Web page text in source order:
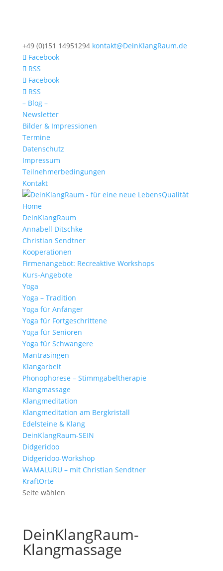
+49 (0)151 14951294 kontakt@DeinKlangRaum.de
Facebook
RSS
Facebook
RSS
– Blog –
Newsletter
Bilder & Impressionen
Termine
Datenschutz
Impressum
Teilnehmerbedingungen
Kontakt
Home
DeinKlangRaum
Annabell Ditschke
Christian Sendtner
Kooperationen
Firmenangebot: Recreaktive Workshops
Kurs-Angebote
Yoga
Yoga – Tradition
Yoga für Anfänger
Yoga für Fortgeschrittene
Yoga für Senioren
Yoga für Schwangere
Mantrasingen
Klangarbeit
Phonophorese – Stimmgabeltherapie
Klangmassage
Klangmeditation
Klangmeditation am Bergkristall
Edelsteine & Klang
DeinKlangRaum-SEIN
Didgeridoo
Didgeridoo-Workshop
WAMALURU – mit Christian Sendtner
KraftOrte
Seite wählen
DeinKlangRaum-
Klangmassage